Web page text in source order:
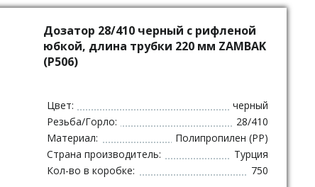
Дозатор 28/410 черный с рифленой
юбкой, длина трубки 220 мм ZAMBAK
(P506)
Цвет:
черный
Резьба/Горло:
28/410
Материал:
Полипропилен (PP)
Страна производитель:
Турция
Кол-во в коробке:
750